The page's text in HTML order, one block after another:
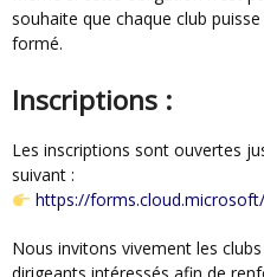
souhaite que chaque club
formé.
Inscriptions :
Les inscriptions sont ouvertes jusqu’au 17 avril 2026 via le lien
suivant :
https://
Nous invitons vivement les clubs à inscrire leurs bénévoles ou